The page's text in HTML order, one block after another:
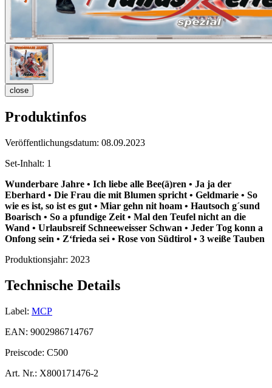
close
Produktinfos
Veröffentlichungsdatum: 08.09.2023
Set-Inhalt: 1
Wunderbare Jahre • Ich liebe alle Bee(ä)ren • Ja ja der
Eberhard • Die Frau die mit Blumen spricht • Geldmarie • So
wie es ist, so ist es gut • Miar gehn nit hoam • Hautsoch g´sund
Boarisch • So a pfundige Zeit • Mal den Teufel nicht an die
Wand • Urlaubsreif Schneeweisser Schwan • Jeder Tog konn a
Onfong sein • Z‘frieda sei • Rose von Südtirol • 3 weiße Tauben
Produktionsjahr: 2023
Technische Details
Label: MCP
EAN: 9002986714767
Preiscode: C500
Art. Nr.: X800171476-2